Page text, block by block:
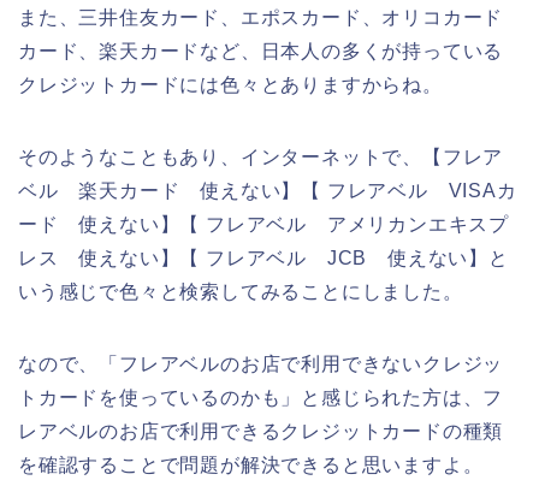
また、三井住友カード、エポスカード、オリコカード
カード、楽天カードなど、日本人の多くが持っている
クレジットカードには色々とありますからね。
そのようなこともあり、インターネットで、【フレア
ベル 楽天カード 使えない】【 フレアベル VISAカ
ード 使えない】【 フレアベル アメリカンエキスプ
レス 使えない】【 フレアベル JCB 使えない】と
いう感じで色々と検索してみることにしました。
なので、「フレアベルのお店で利用できないクレジッ
トカードを使っているのかも」と感じられた方は、フ
レアベルのお店で利用できるクレジットカードの種類
を確認することで問題が解決できると思いますよ。